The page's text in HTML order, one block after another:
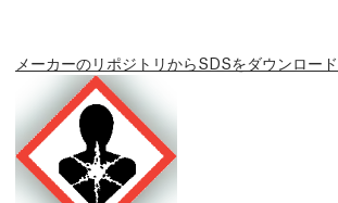
メーカーのリポジトリからSDSをダウンロード